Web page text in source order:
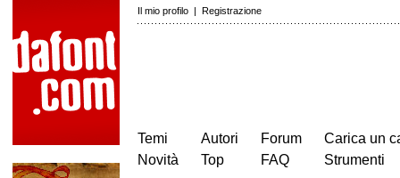
Il mio profilo | Registrazione
Temi
Novità
Autori
Top
Forum
FAQ
Carica un
Strumenti